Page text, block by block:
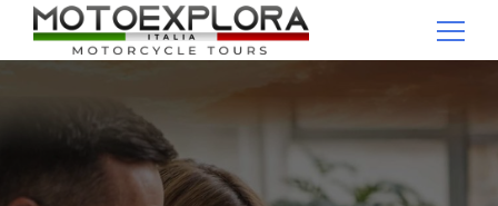
Passaggio